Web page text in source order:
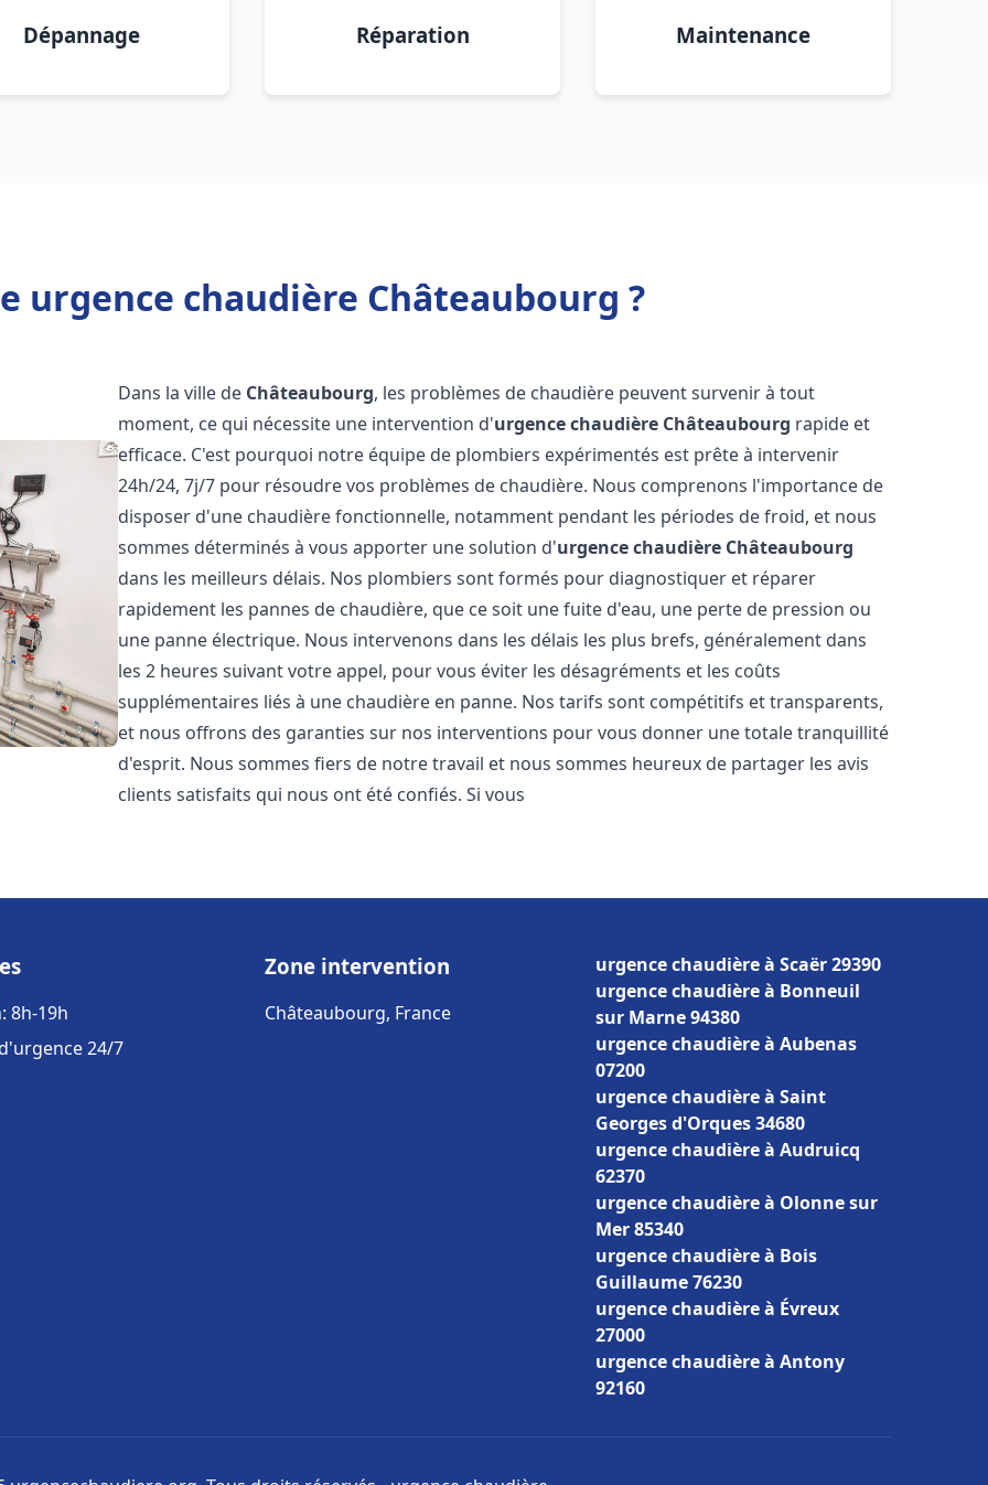
Dépannage Réparation Maintenance
urgence chaudière Châteaubourg ?
Dans la ville de Châteaubourg, les problèmes de chaudière peuvent survenir à tout
moment, ce qui nécessite une intervention d'urgence chaudière Châteaubourg rapide et
efficace. C'est pourquoi notre équipe de plombiers expérimentés est prête à intervenir
24h/24, 7j/7 pour résoudre vos problèmes de chaudière. Nous comprenons l'importance de
disposer d'une chaudière fonctionnelle, notamment pendant les périodes de froid, et nous
sommes déterminés à vous apporter une solution d'urgence chaudière Châteaubourg
dans les meilleurs délais. Nos plombiers sont formés pour diagnostiquer et réparer
rapidement les pannes de chaudière, que ce soit une fuite d'eau, une perte de pression ou
une panne électrique. Nous intervenons dans les délais les plus brefs, généralement dans
les 2 heures suivant votre appel, pour vous éviter les désagréments et les coûts
supplémentaires liés à une chaudière en panne. Nos tarifs sont compétitifs et transparents,
et nous offrons des garanties sur nos interventions pour vous donner une totale tranquillité
d'esprit. Nous sommes fiers de notre travail et nous sommes heureux de partager les avis
clients satisfaits qui nous ont été confiés. Si vous
8h-19h
24/7
Zone intervention
Châteaubourg, France
urgence chaudière à Scaër 29390
urgence chaudière à Bonneuil
sur Marne 94380
urgence chaudière à Aubenas
07200
urgence chaudière à Saint
Georges d'Orques 34680
urgence chaudière à Audruicq
62370
urgence chaudière à Olonne sur
Mer 85340
urgence chaudière à Bois
Guillaume 76230
urgence chaudière à Évreux
27000
urgence chaudière à Antony
92160